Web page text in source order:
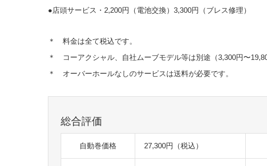
●店頭サービス・2,200円（電池交換）3,300円（ブレス修理）
＊ 料金は全て税込です。
＊ コーアクシャル、自社ムーブモデル等は別途（3,300円〜
＊ オーバーホールなしのサービスは送料が必要です。
総合評価
自動巻価格 27,300円（税込）